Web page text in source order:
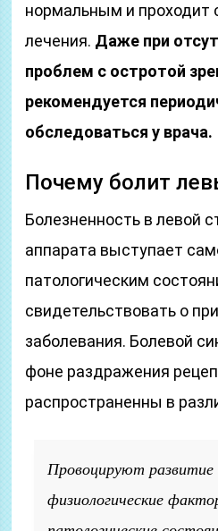
нормальным и проходит
лечения. Даже при
проблем с остротой
рекомендуется
обследоваться у врача.
Почему болит
Болезненность в левой
аппарата выступает
патологическим
свидетельствовать о
заболевания. Болевой
фоне раздражения
распространенны в
Провоцируют развитие
физиологические